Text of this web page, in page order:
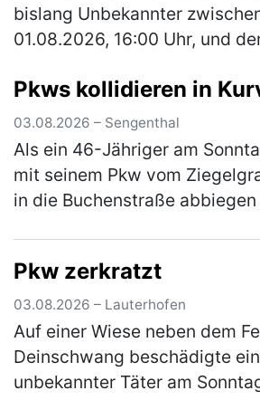
bislang Unbekannter
01.08.2026, 16:00 Uhr, und
Der Täter baute den Sattel ab
Pkws kollidieren in
03.08.2026 – Sengenthal
Als ein 46-Jähriger am
mit seinem Pkw vom
in die Buchenstraße
Pkw zerkratzt
03.08.2026 – Lauterhofen
Auf einer Wiese neben dem
Deinschwang beschädigte
unbekannter Täter am